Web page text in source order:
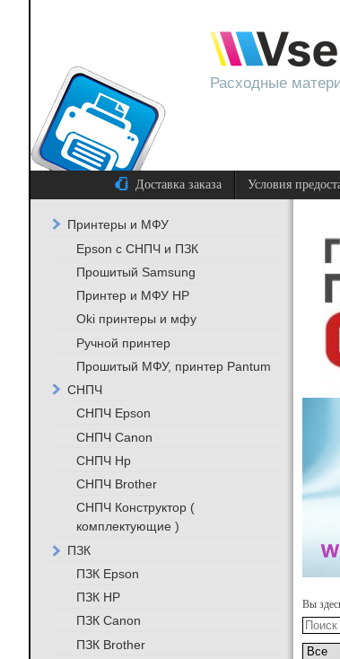
Расходные
Доставка заказа Условия
Вы
Принтеры и МФУ
Epson с СНПЧ и ПЗК
Прошитый Samsung
Принтер и МФУ HP
Oki принтеры и мфу
Ручной принтер
Прошитый МФУ, принтер Pantum
СНПЧ
СНПЧ Epson
СНПЧ Canon
СНПЧ Hp
СНПЧ Brother
СНПЧ Конструктор (
комплектующие )
ПЗК
ПЗК Epson
ПЗК HP
ПЗК Canon
ПЗК Brother